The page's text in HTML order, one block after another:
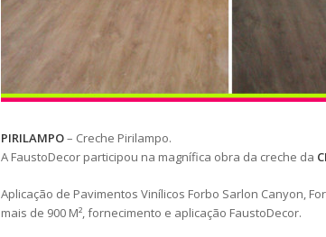
PIRILAMPO– Creche Pirilampo.
A FaustoDecor participou na magnífica obra da creche da
Aplicação de Pavimentos Vinílicos Forbo Sarlon Canyon,
mais de 900 M², fornecimento e aplicação FaustoDecor.